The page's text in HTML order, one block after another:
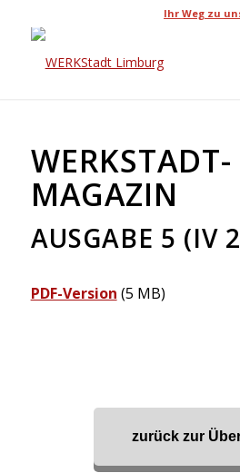
Ihr Weg zu
WERKSTADT-
MAGAZIN
AUSGABE 5 (IV
PDF-Version (5 MB)
zurück zur